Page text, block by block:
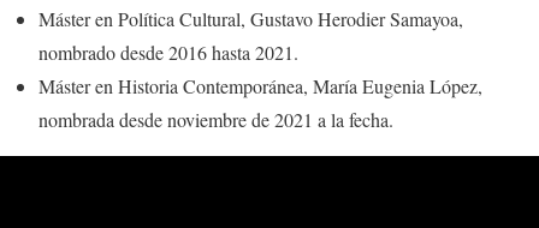
Máster en Política Cultural, Gustavo Herodier Samayoa,
nombrado desde 2016 hasta 2021.
Máster en Historia Contemporánea, María Eugenia López,
nombrada desde noviembre de 2021 a la fecha.